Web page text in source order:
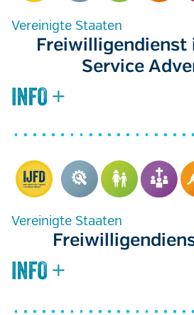
Vereinigte Staaten
Freiwilligendienst
Service
Vereinigte Staaten